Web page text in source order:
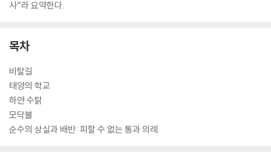
사”라 요약한다.
목차
비탈길
태양의 학교
하얀 수탉
모닥불
순수의 상실과 배반: 피할 수 없는 통과 의례